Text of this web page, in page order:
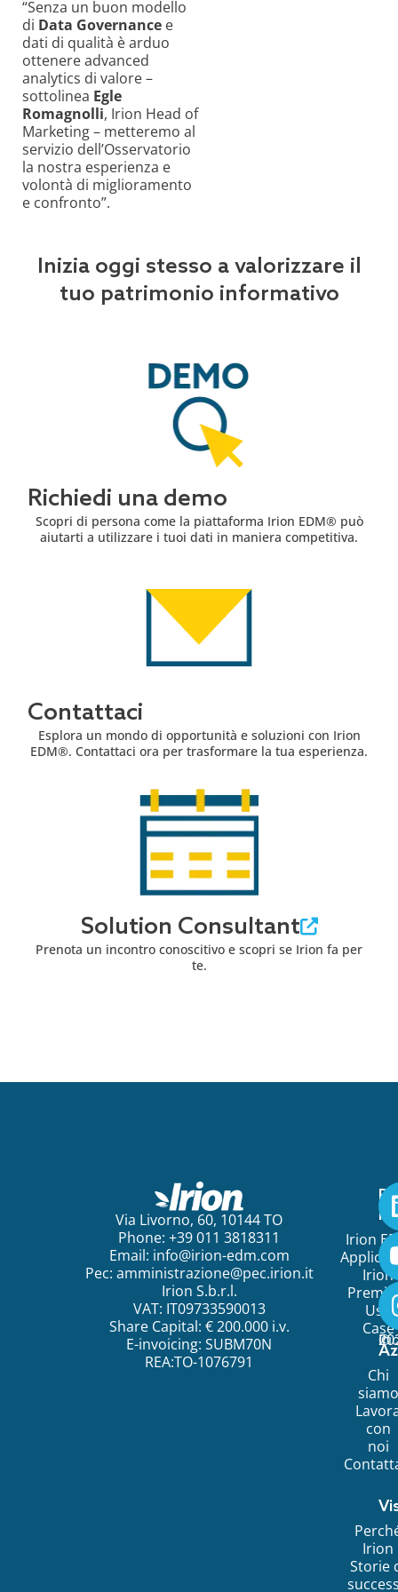
“Senza un buon modello
di Data Governance e
dati di qualità è arduo
ottenere advanced
analytics di valore –
sottolinea Egle
Romagnolli, Irion Head of
Marketing – metteremo al
servizio dell’Osservatorio
la nostra esperienza e
volontà di miglioramento
e confronto”.
Inizia oggi stesso a valorizzare il
tuo patrimonio informativo
Richiedi una demo
Scopri di persona come la piattaforma Irion EDM® può
aiutarti a utilizzare i tuoi dati in maniera competitiva.
Contattaci
Esplora un mondo di opportunità e soluzioni con Irion
EDM®. Contattaci ora per trasformare la tua esperienza.
Solution Consultant
Prenota un incontro conoscitivo e scopri se Irion fa per
te.
Via Livorno, 60, 10144 TO
Phone: +39 011 3818311
Email: info@irion-edm.com
Pec: amministrazione@pec.irion.it
Irion S.b.r.l.
VAT: IT09733590013
Share Capital: € 200.000 i.v.
E-invoicing: SUBM70N
REA:TO-1076791
Irion
Irion
Use
Case
Chi
siamo
con
noi
Irion
Storie
©